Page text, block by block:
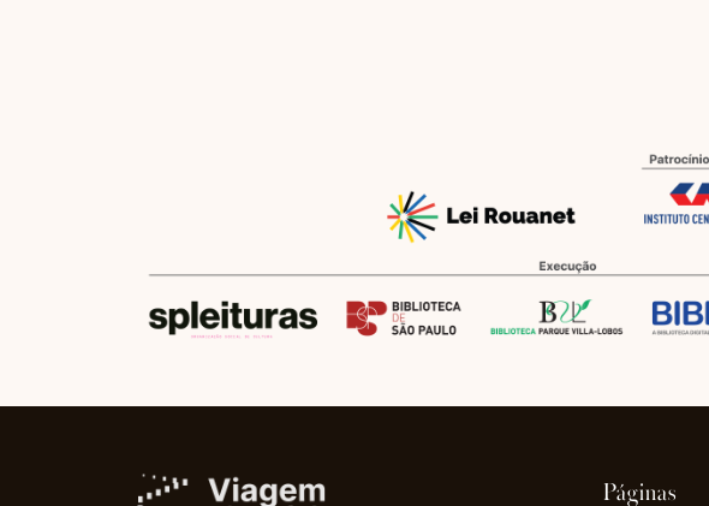
Páginas